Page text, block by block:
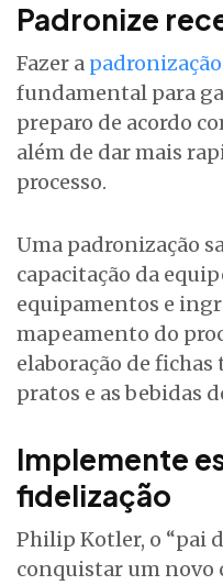
Padronize
Fazer a
fundamental para
preparo de acordo
além de dar mais
processo.
Uma padronização
capacitação da
equipamentos e
mapeamento do
elaboração de fichas
pratos e as bebidas
Implemente
fidelização
Philip Kotler, o “pai
conquistar um novo